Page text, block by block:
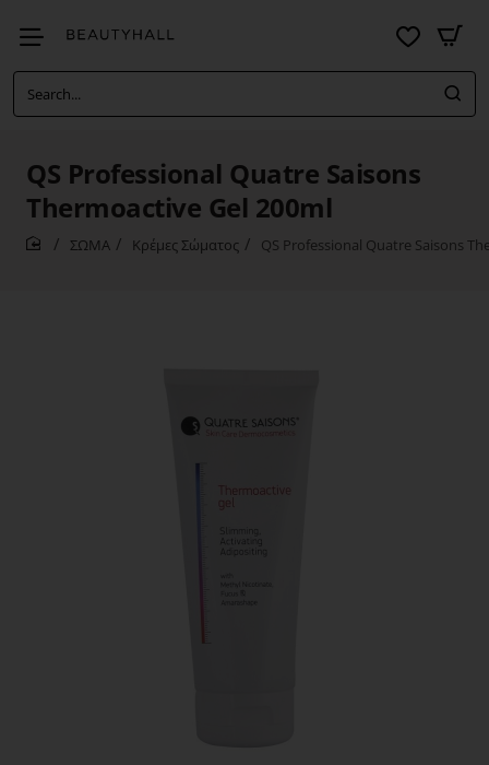
Search...
QS Professional Quatre Saisons
Thermoactive Gel 200ml
ΣΩΜΑ Κρέμες Σώματος QS Professional Quatre Saisons